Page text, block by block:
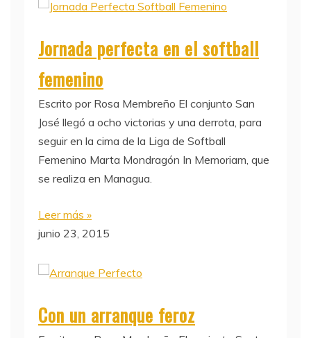
Jornada perfecta en el softball
femenino
Escrito por Rosa Membreño El conjunto San
José llegó a ocho victorias y una derrota, para
seguir en la cima de la Liga de Softball
Femenino Marta Mondragón In Memoriam, que
se realiza en Managua.
Leer más »
junio 23, 2015
Con un arranque feroz